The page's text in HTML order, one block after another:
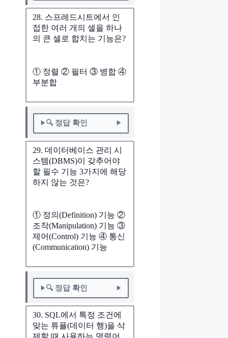
28. 스프레드시트에서 인
접한 여러 개의 셀을 하나
의 큰 셀로 합치는 기능은?
① 정렬 ② 필터 ③ 병합 ④
부분합
🔍 정답 확인
29. 데이터베이스 관리 시
스템(DBMS)이 갖추어야
할 필수 기능 3가지에 해당
하지 않는 것은?
① 정의(Definition) 기능 ②
조작(Manipulation) 기능 ③
제어(Control) 기능 ④ 통신
(Communication) 기능
🔍 정답 확인
30. SQL에서 특정 조건에
맞는 튜플(데이터 행)을 삭